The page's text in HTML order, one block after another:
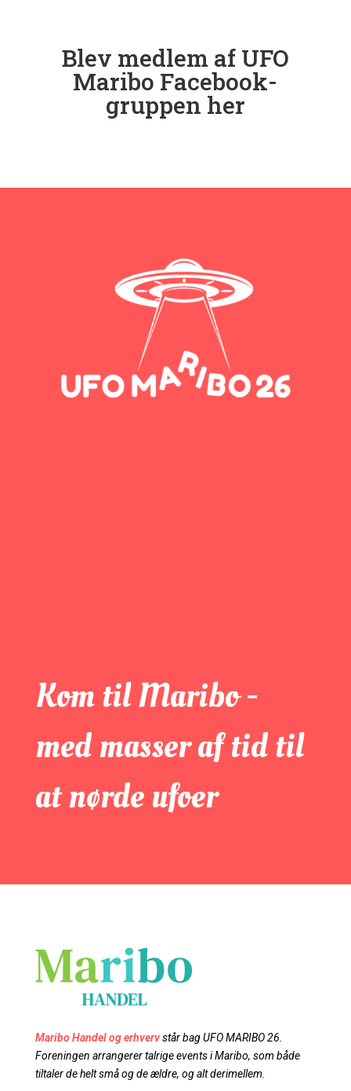
Blev medlem af UFO
Maribo Facebook-
gruppen her
Kom til Maribo -
med masser af tid til
at nørde ufoer
Maribo Handel og erhvervstår bag UFO MARIBO 26.
Foreningen arrangerer talrige events i Maribo, som både
tiltaler de helt små og de ældre, og alt derimellem.